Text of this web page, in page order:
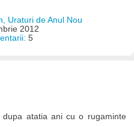
Uraturi de Anul Nou
2012
5
atatia ani cu o rugaminte